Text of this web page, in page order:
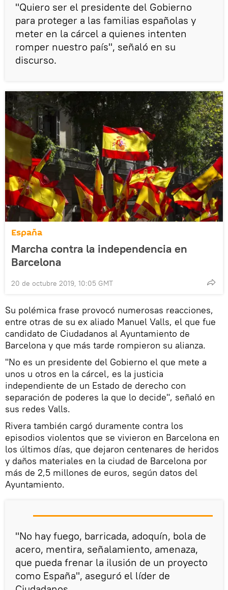
"Quiero ser el presidente del Gobierno
para proteger a las familias españolas y
meter en la cárcel a quienes intenten
romper nuestro país", señaló en su
discurso.
España
Marcha contra la independencia en
Barcelona
20 de octubre 2019, 10:05 GMT
Su polémica frase provocó numerosas reacciones,
entre otras de su ex aliado Manuel Valls, el que fue
candidato de Ciudadanos al Ayuntamiento de
Barcelona y que más tarde rompieron su alianza.
"No es un presidente del Gobierno el que mete a
unos u otros en la cárcel, es la justicia
independiente de un Estado de derecho con
separación de poderes la que lo decide", señaló en
sus redes Valls.
Rivera también cargó duramente contra los
episodios violentos que se vivieron en Barcelona en
los últimos días, que dejaron centenares de heridos
y daños materiales en la ciudad de Barcelona por
más de 2,5 millones de euros, según datos del
Ayuntamiento.
"No hay fuego, barricada, adoquín, bola de
acero, mentira, señalamiento, amenaza,
que pueda frenar la ilusión de un proyecto
como España", aseguró el líder de